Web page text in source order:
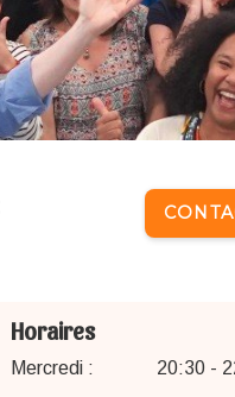
Horaires
Mercredi : 20:30 -